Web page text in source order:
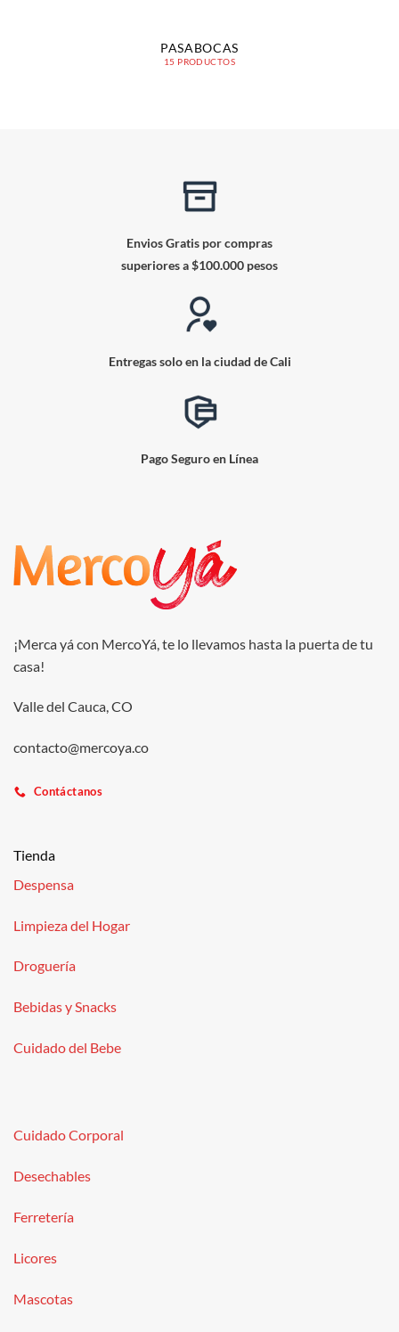
PASABOCAS
15 PRODUCTOS
Envios Gratis por compras
superiores a $100.000 pesos
Entregas solo en la ciudad de Cali
Pago Seguro en Línea
¡Merca yá con MercoYá, te lo llevamos hasta la puerta de tu
casa!
Valle del Cauca, CO
contacto@mercoya.co
Contáctanos
Tienda
Despensa
Limpieza del Hogar
Droguería
Bebidas y Snacks
Cuidado del Bebe
Cuidado Corporal
Desechables
Ferretería
Licores
Mascotas